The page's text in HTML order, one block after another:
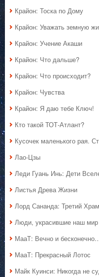
Крайон: Тоска по Дому
Крайон: Уважать земную
Крайон: Учение Акаши
Крайон: Что дальше?
Крайон: Что происходит?
Крайон: Чувства
Крайон: Я даю тебе Ключ!
Кто такой ТОТ-Атлант?
Кусочек маленького рая.
Лао-Цзы
Леди Гуань Инь: Дети
Листья Древа Жизни
Лорд Сананда: Третий
Люди, украсившие наш мир
МааТ: Вечно и
МааТ: Прекрасный Лотос
Майк Куинси: Никогда не